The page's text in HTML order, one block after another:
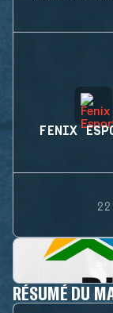
FENIX
RÉSUMÉ DU